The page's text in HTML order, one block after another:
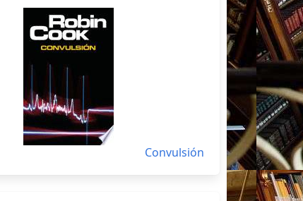
Convulsión